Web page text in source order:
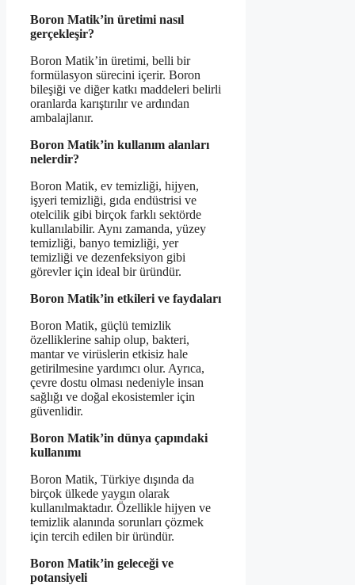
Boron Matik’in üretimi nasıl
gerçekleşir?
Boron Matik’in üretimi, belli bir
formülasyon sürecini içerir. Boron
bileşiği ve diğer katkı maddeleri belirli
oranlarda karıştırılır ve ardından
ambalajlanır.
Boron Matik’in kullanım alanları
nelerdir?
Boron Matik, ev temizliği, hijyen,
işyeri temizliği, gıda endüstrisi ve
otelcilik gibi birçok farklı sektörde
kullanılabilir. Aynı zamanda, yüzey
temizliği, banyo temizliği, yer
temizliği ve dezenfeksiyon gibi
görevler için ideal bir üründür.
Boron Matik’in etkileri ve faydaları
Boron Matik, güçlü temizlik
özelliklerine sahip olup, bakteri,
mantar ve virüslerin etkisiz hale
getirilmesine yardımcı olur. Ayrıca,
çevre dostu olması nedeniyle insan
sağlığı ve doğal ekosistemler için
güvenlidir.
Boron Matik’in dünya çapındaki
kullanımı
Boron Matik, Türkiye dışında da
birçok ülkede yaygın olarak
kullanılmaktadır. Özellikle hijyen ve
temizlik alanında sorunları çözmek
için tercih edilen bir üründür.
Boron Matik’in geleceği ve
potansiyeli